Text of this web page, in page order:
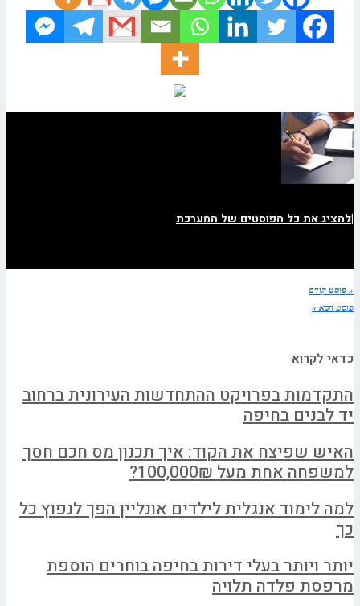
|להציג את כל הפוסטים של המערכת
« פוסט קודם
פוסט הבא »
כדאי לקרוא
התקדמות בפרויקט ההתחדשות העירונית ברחוב
יד לבנים בחיפה
האיש שפיצח את הקוד: איך תכנון מס חכם חסך
למשפחה אחת מעל 100,000₪?
למה לימוד אנגלית לילדים אונליין הפך לנפוץ כל
כך
יותר ויותר בעלי דירות בחיפה בוחרים הוספת
מרפסת פלדה תלויה